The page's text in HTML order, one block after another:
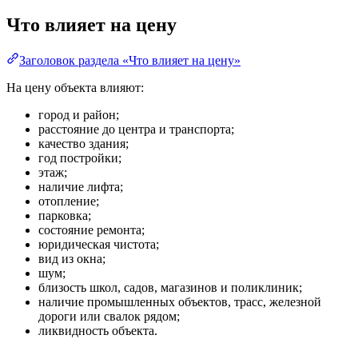
Что влияет на цену
Заголовок раздела «Что влияет на цену»
На цену объекта влияют:
город и район;
расстояние до центра и транспорта;
качество здания;
год постройки;
этаж;
наличие лифта;
отопление;
парковка;
состояние ремонта;
юридическая чистота;
вид из окна;
шум;
близость школ, садов, магазинов и поликлиник;
наличие промышленных объектов, трасс, железной
дороги или свалок рядом;
ликвидность объекта.